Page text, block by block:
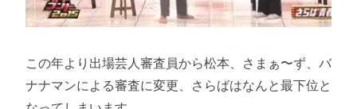
この年より出場芸人審査員から松本、さまぁ〜ず、バ
ナナマンによる審査に変更、さらばはなんと最下位と